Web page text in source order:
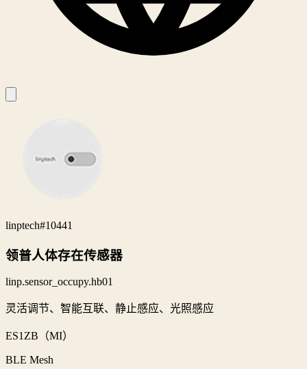
linptech#10441
领普人体存在传感器
linp.sensor_occupy.hb01
灵活调节、智能互联、静止感应、光照感应
ES1ZB（MI）
BLE Mesh